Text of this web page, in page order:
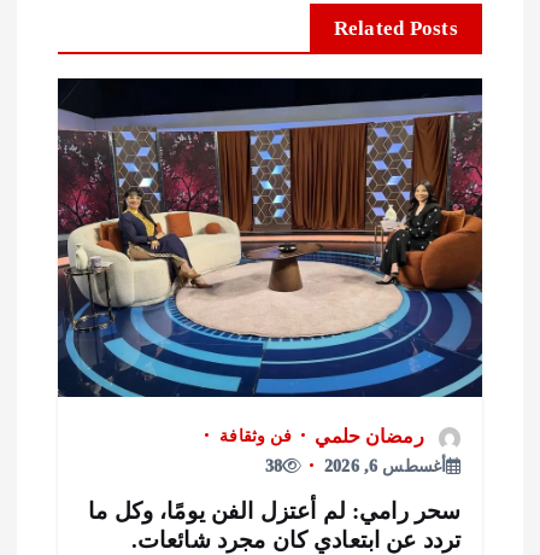
Related Posts
رمضان حلمي
فن وثقافة
38
رامي: لم أعتزل الفن يومًا، وكل ما
عن ابتعادي كان مجرد شائعات.